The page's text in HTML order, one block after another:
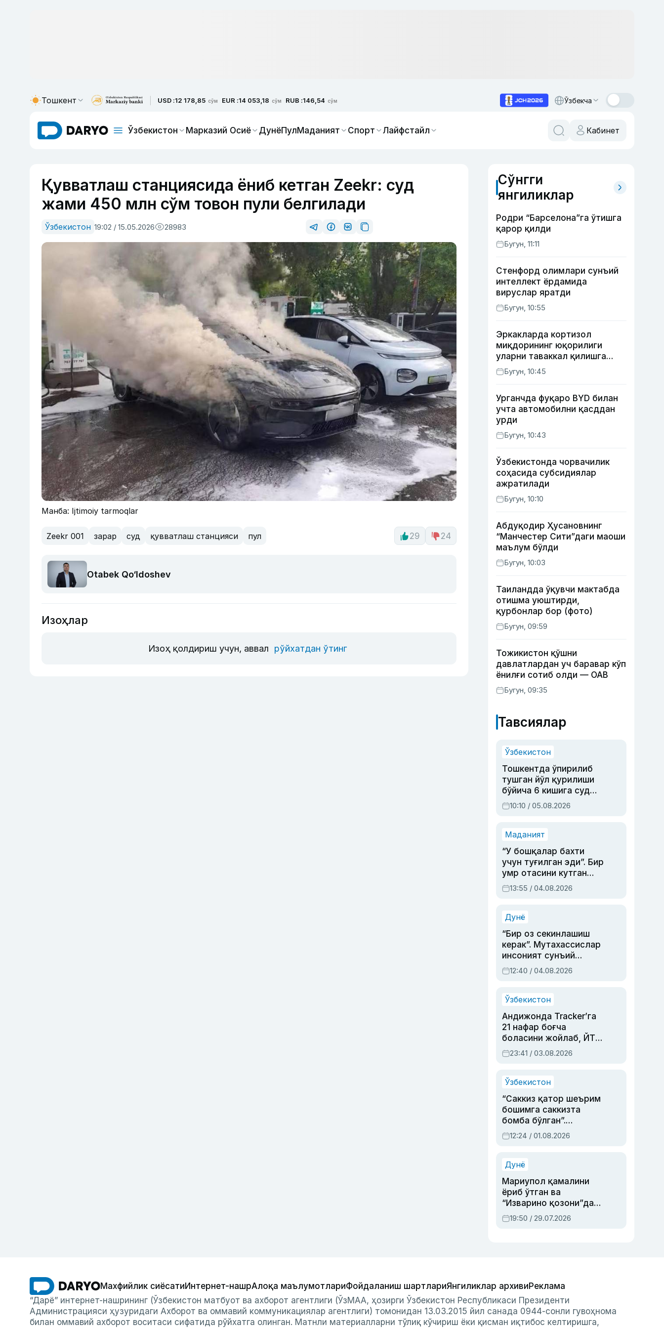
Тошкент USD :12 178,85 сўм EUR :14 053,18 сўм RUB :146,54 сўм Ўзбекча
Ўзбекистон Марказий Осиё ДунёПулМаданият Спорт Лайфстайл Кабинет
Қувватлаш станциясида ёниб кетган Zeekr: суд
жами 450 млн сўм товон пули белгилади
Ўзбекистон 19:02 / 15.05.2026 28983
Манба: Ijtimoiy tarmoqlar
Zeekr 001 зарар суд қувватлаш станцияси пул 29 24
Otabek Qo‘ldoshev
Изоҳлар
Изоҳ қолдириш учун, аввал рўйхатдан ўтинг
Сўнгги
янгиликлар
Родри “Барселона”га ўтишга
қарор қилди
Бугун, 11:11
Стенфорд олимлари сунъий
интеллект ёрдамида
вируслар яратди
Бугун, 10:55
Эркакларда кортизол
миқдорининг юқорилиги
уларни таваккал қилишга
Бугун, 10:45
Урганчда фуқаро BYD билан
учта автомобилни қасддан
урди
Бугун, 10:43
Ўзбекистонда чорвачилик
соҳасида субсидиялар
ажратилади
Бугун, 10:10
Абдуқодир Ҳусановнинг
“Манчестер Сити”даги маоши
маълум бўлди
Бугун, 10:03
Таиландда ўқувчи мактабда
отишма уюштирди,
қурбонлар бор (фото)
Бугун, 09:59
Тожикистон қўшни
давлатлардан уч баравар кўп
ёнилғи сотиб олди — ОАВ
Бугун, 09:35
Тавсиялар
Ўзбекистон
Тошкентда ўпирилиб
тушган йўл қурилиши
бўйича 6 кишига суд
ҳукми ўқилди
10:10 / 05.08.2026
Маданият
“У бошқалар бахти
учун туғилган эди”. Бир
умр отасини кутган
актриса ва дубльяж
устаси Римма
синовларга тўла ҳаёти
13:55 / 04.08.2026
Дунё
“Бир оз секинлашиш
керак”. Мутахассислар
инсоният сунъий
интеллектни бошқара
олмай қолишидан
12:40 / 04.08.2026
Ўзбекистон
Андижонда Tracker’га
21 нафар боғча
боласини жойлаб, ЙТҲ
содир этган аёлга суд
ҳукми ўқилди
23:41 / 03.08.2026
Ўзбекистон
“Саккиз қатор шеърим
бошимга саккизта
бомба бўлган”.
Абдулла Ориповни
сиёсий айбловлардан
12:24 / 01.08.2026
Дунё
Мариупол қамалини
ёриб ўтган ва
“Изварино қозони”дан
чиққан қаҳрамон —
Украина армияси бош
19:50 / 29.07.2026
Махфийлик сиёсатиИнтернет-нашрАлоқа маълумотлариФойдаланиш шартлариЯнгиликлар архивиРеклама
“Дарё” интернет-нашрининг (Ўзбекистон матбуот ва ахборот агентлиги (ЎзМАА, ҳозирги Ўзбекистон Республикаси Президенти
Администрацияси ҳузуридаги Ахборот ва оммавий коммуникациялар агентлиги) томонидан 13.03.2015 йил санада 0944-сонли гувоҳнома
билан оммавий ахборот воситаси сифатида рўйхатга олинган. Матнли материалларни тўлиқ кўчириш ёки қисман иқтибос келтиришга,